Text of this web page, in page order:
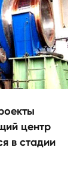
центр
в стадии